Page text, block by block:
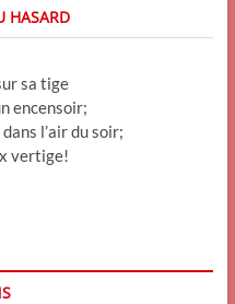
HASARD
sa tige
encensoir;
l’air du soir;
vertige!